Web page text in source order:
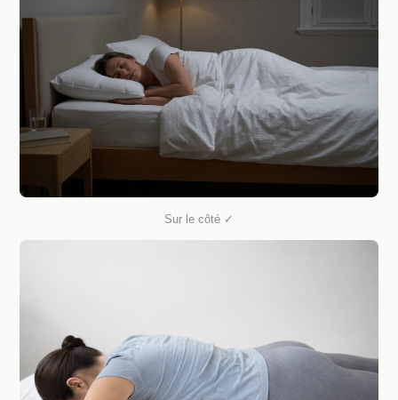
Sur le côté ✓